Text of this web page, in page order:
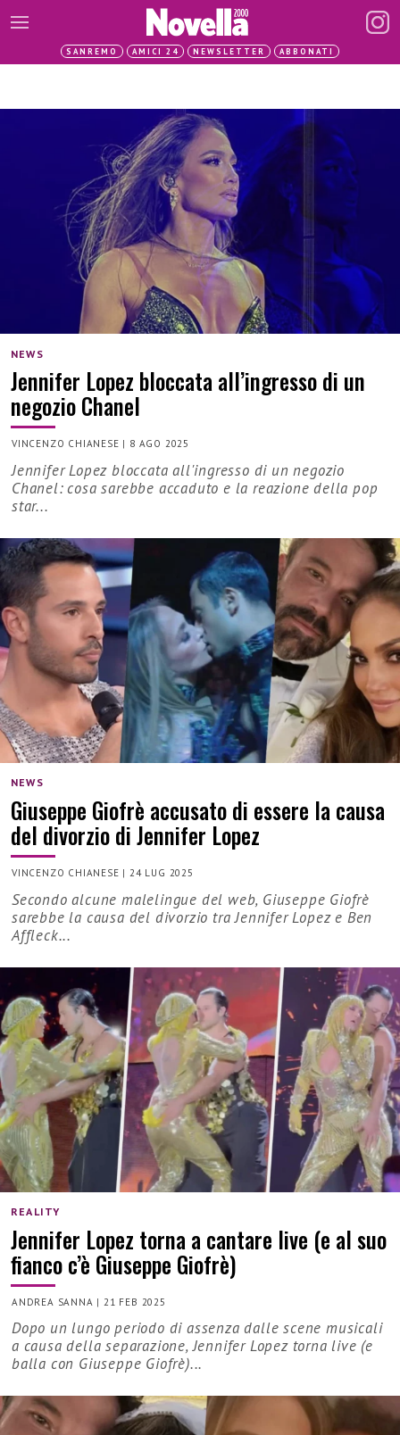
SANREMO AMICI 24 NEWSLETTER ABBONATI
NEWS
Jennifer Lopez bloccata all’ingresso di un
negozio Chanel
VINCENZO CHIANESE | 8 AGO 2025
Jennifer Lopez bloccata all'ingresso di un negozio
Chanel: cosa sarebbe accaduto e la reazione della pop
star...
NEWS
Giuseppe Giofrè accusato di essere la causa
del divorzio di Jennifer Lopez
VINCENZO CHIANESE | 24 LUG 2025
Secondo alcune malelingue del web, Giuseppe Giofrè
sarebbe la causa del divorzio tra Jennifer Lopez e Ben
Affleck...
REALITY
Jennifer Lopez torna a cantare live (e al suo
fianco c’è Giuseppe Giofrè)
ANDREA SANNA | 21 FEB 2025
Dopo un lungo periodo di assenza dalle scene musicali
a causa della separazione, Jennifer Lopez torna live (e
balla con Giuseppe Giofrè)...